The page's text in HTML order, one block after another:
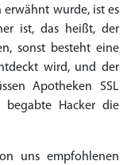
erwähnt wurde, ist es
ist, das heißt, der
sonst besteht eine
wird, und der
Apotheken SSL
begabte Hacker die
uns empfohlenen